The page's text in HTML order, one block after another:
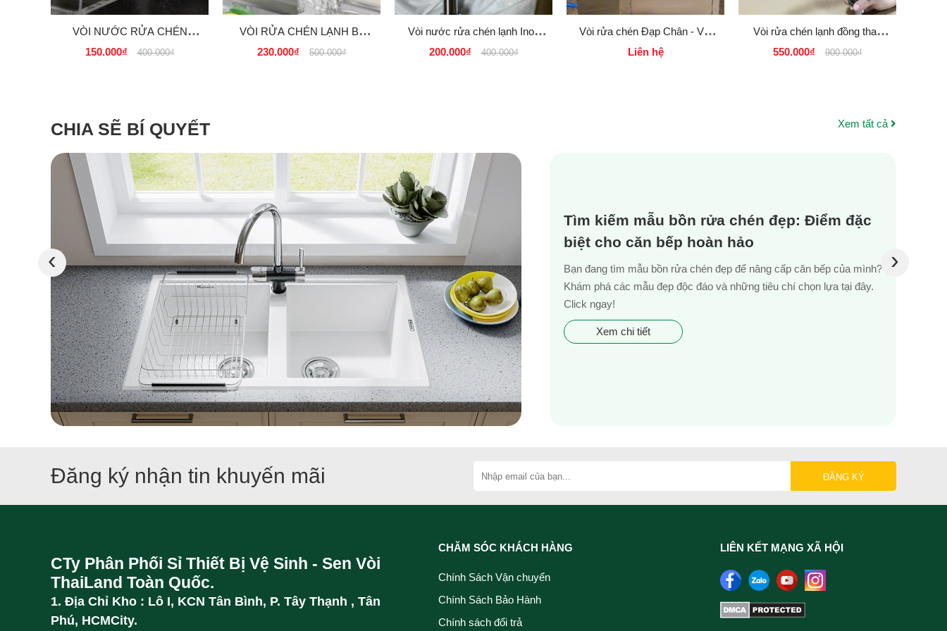
VÒI NƯỚC RỬA CHÉN
LẠNH TĂNG ÁP INOX 304,
150.000₫ 400.000₫
VÒI RỬA CHÉN LẠNH Bẻ
INOX 304 GIÁ RẺ TẠI
230.000₫ 500.000₫
Vòi nước rửa chén lạnh Inox
304 bóng cao cấp KM giá rẻ tại
200.000₫ 400.000₫
Vòi rửa chén Đạp Chân - Vòi
rửa chén Công Nghiệp dùng
Liên hệ
Vòi rửa chén lạnh đồng thau
mạ Crôm màu Xám VC 7390X
550.000₫ 900.000₫
CHIA SẼ BÍ QUYẾT Xem tất cả
Tìm kiếm mẫu bồn rửa chén đẹp: Điểm đặc
biệt cho căn bếp hoàn hảo
Bạn đang tìm mẫu bồn rửa chén đẹp để nâng cấp căn bếp của mình?
Khám phá các mẫu đẹp độc đáo và những tiêu chí chọn lựa tại đây.
Click ngay!
Xem chi tiết
‹ ›
Đăng ký nhận tin khuyến mãi
CTy Phân Phối Sỉ Thiết Bị Vệ Sinh - Sen Vòi
ThaiLand Toàn Quốc.
1. Địa Chỉ Kho : Lô I, KCN Tân Bình, P. Tây Thạnh , Tân
Phú, HCMCity.
CHĂM SÓC KHÁCH HÀNG
Chính Sách Vận chuyển
Chính Sách Bảo Hành
Chính sách đổi trả
LIÊN KẾT MẠNG XÃ HỘI